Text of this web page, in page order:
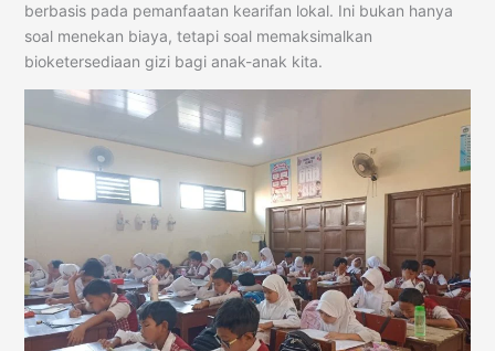
berbasis pada pemanfaatan kearifan lokal. Ini bukan hanya
soal menekan biaya, tetapi soal memaksimalkan
bioketersediaan gizi bagi anak-anak kita.